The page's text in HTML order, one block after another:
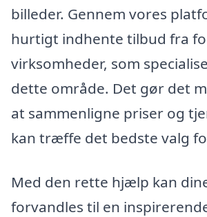
billeder. Gennem vores
hurtigt indhente tilbud fra
virksomheder, som
dette område. Det gør det
at sammenligne priser og
kan træffe det bedste valg
Med den rette hjælp kan
forvandles til en